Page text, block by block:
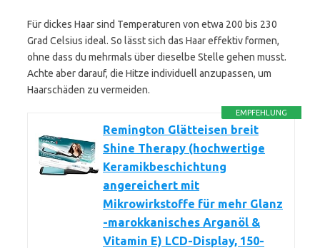
Für dickes Haar sind Temperaturen von etwa 200 bis 230
Grad Celsius ideal. So lässt sich das Haar effektiv formen,
ohne dass du mehrmals über dieselbe Stelle gehen musst.
Achte aber darauf, die Hitze individuell anzupassen, um
Haarschäden zu vermeiden.
EMPFEHLUNG
Remington Glätteisen breit
Shine Therapy (hochwertige
Keramikbeschichtung
angereichert mit
Mikrowirkstoffe für mehr Glanz
-marokkanisches Arganöl &
Vitamin E) LCD-Display, 150-